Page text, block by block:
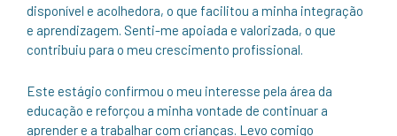
disponível e acolhedora, o que facilitou a minha integração
e aprendizagem. Senti-me apoiada e valorizada, o que
contribuiu para o meu crescimento profissional.
Este estágio confirmou o meu interesse pela área da
educação e reforçou a minha vontade de continuar a
aprender e a trabalhar com crianças. Levo comigo